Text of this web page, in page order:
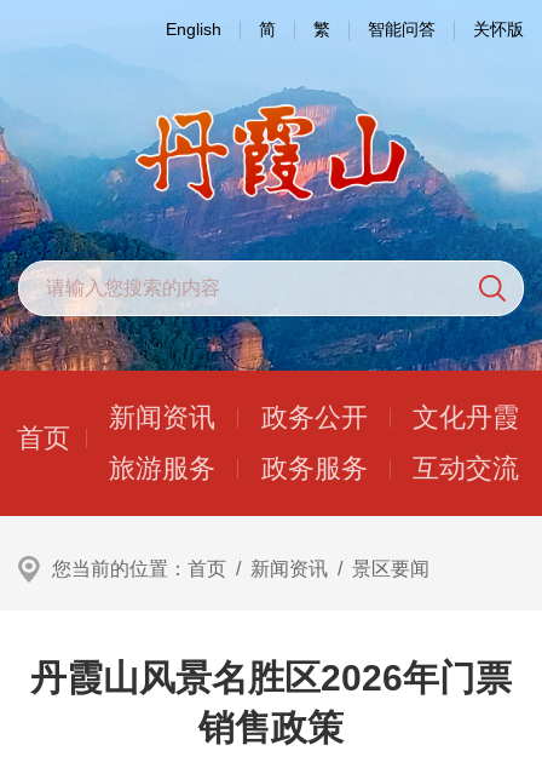
English 简 繁 智能问答 关怀版
首页
新闻资讯 政务公开
文化丹霞
旅游服务
政务服务 互动交流
您当前的位置： 首页 / 新闻资讯 / 景区要闻
丹霞山风景名胜区2026年门票
销售政策